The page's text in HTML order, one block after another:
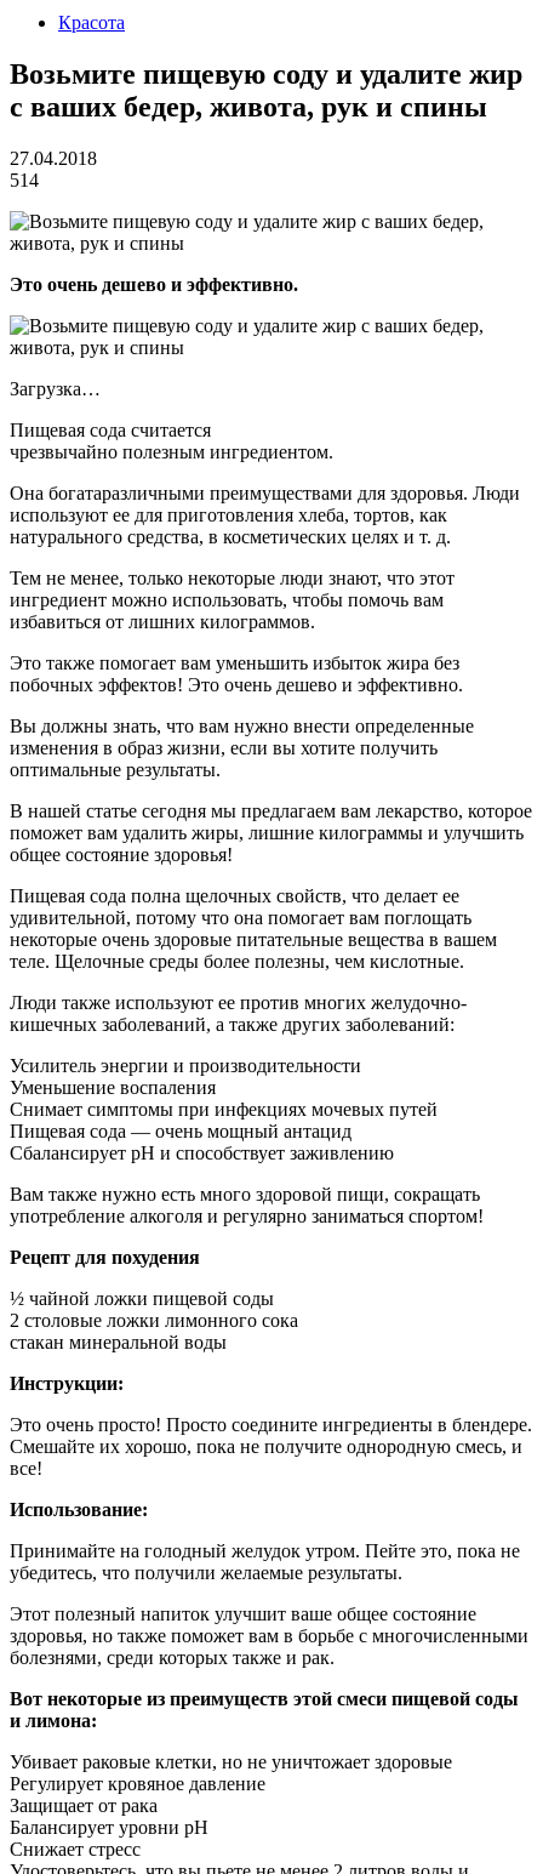
Красота
Возьмите пищевую соду и удалите жир
с ваших бедер, живота, рук и спины
27.04.2018
514
Это очень дешево и эффективно.
Загрузка…
Пищевая сода считается
чрезвычайно полезным ингредиентом.
Она богатаразличными преимуществами для здоровья. Люди
используют ее для приготовления хлеба, тортов, как
натурального средства, в косметических целях и т. д.
Тем не менее, только некоторые люди знают, что этот
ингредиент можно использовать, чтобы помочь вам
избавиться от лишних килограммов.
Это также помогает вам уменьшить избыток жира без
побочных эффектов! Это очень дешево и эффективно.
Вы должны знать, что вам нужно внести определенные
изменения в образ жизни, если вы хотите получить
оптимальные результаты.
В нашей статье сегодня мы предлагаем вам лекарство, которое
поможет вам удалить жиры, лишние килограммы и улучшить
общее состояние здоровья!
Пищевая сода полна щелочных свойств, что делает ее
удивительной, потому что она помогает вам поглощать
некоторые очень здоровые питательные вещества в вашем
теле. Щелочные среды более полезны, чем кислотные.
Люди также используют ее против многих желудочно-
кишечных заболеваний, а также других заболеваний:
Усилитель энергии и производительности
Уменьшение воспаления
Снимает симптомы при инфекциях мочевых путей
Пищевая сода — очень мощный антацид
Сбалансирует pH и способствует заживлению
Вам также нужно есть много здоровой пищи, сокращать
употребление алкоголя и регулярно заниматься спортом!
Рецепт для похудения
½ чайной ложки пищевой соды
2 столовые ложки лимонного сока
стакан минеральной воды
Инструкции:
Это очень просто! Просто соедините ингредиенты в блендере.
Смешайте их хорошо, пока не получите однородную смесь, и
все!
Использование:
Принимайте на голодный желудок утром. Пейте это, пока не
убедитесь, что получили желаемые результаты.
Этот полезный напиток улучшит ваше общее состояние
здоровья, но также поможет вам в борьбе с многочисленными
болезнями, среди которых также и рак.
Вот некоторые из преимуществ этой смеси пищевой соды
и лимона:
Убивает раковые клетки, но не уничтожает здоровые
Регулирует кровяное давление
Защищает от рака
Балансирует уровни pH
Снижает стресс